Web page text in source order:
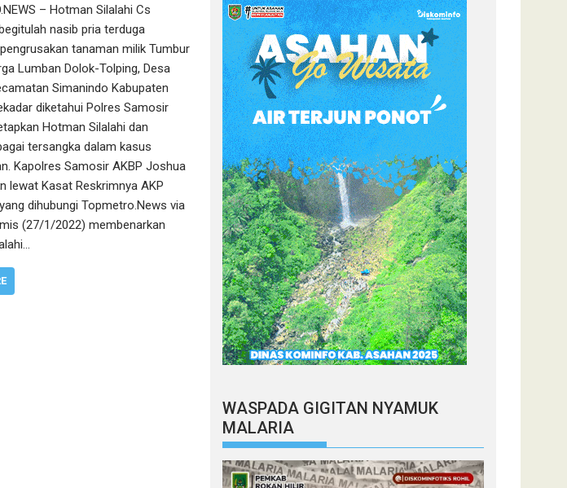
– Hotman Silalahi Cs
nasib pria terduga
tanaman milik Tumbur
Lumban Dolok-Tolping, Desa
Simanindo Kabupaten
diketahui Polres Samosir
Hotman Silalahi dan
tersangka dalam kasus
Kapolres Samosir AKBP Joshua
lewat Kasat Reskrimnya AKP
dihubungi Topmetro.News via
(27/1/2022) membenarkan
WASPADA GIGITAN NYAMUK
MALARIA